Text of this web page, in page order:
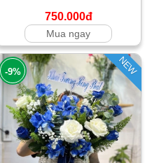
750.000đ
Mua ngay
NEW
-9%